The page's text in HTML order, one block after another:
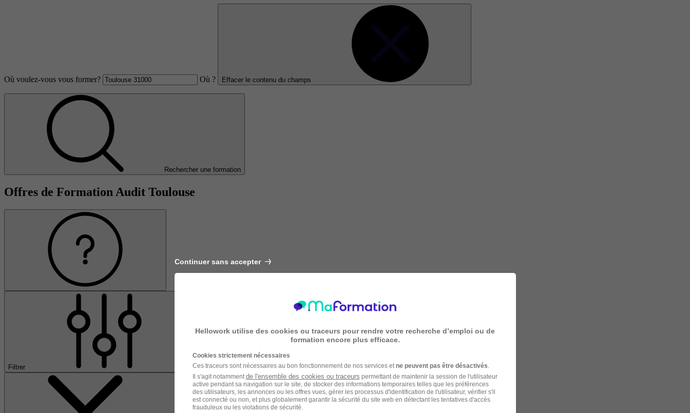
Où voulez-vous vous former? Où ? Effacer le contenu du champs
Rechercher une formation
Offres de Formation Audit Toulouse
Filtrer
Continuer sans accepter
Hellowork utilise des cookies ou traceurs pour rendre votre recherche d’emploi ou de
formation encore plus efficace.
Cookies strictement nécessaires
Ces traceurs sont nécessaires au bon fonctionnement de nos services et ne peuvent pas être désactivés
Il s'agit notamment de l'ensemble des cookies ou traceurs permettant de maintenir la session de l'utilisateur
active pendant sa navigation sur le site, de stocker des informations temporaires telles que les préférences
des utilisateurs, les annonces ou les offres vues, gérer les processus d'identification de l'utilisateur, vérifier s'il
est connecté ou non, et plus globalement garantir la sécurité du site web en détectant les tentatives d'accès
frauduleux ou les violations de sécurité.